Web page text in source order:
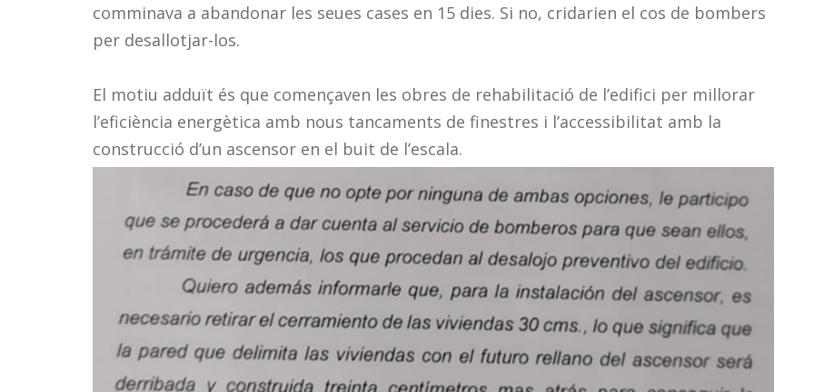
comminava a abandonar les seues cases en 15 dies. Si no, cridarien el cos de bombers
per desallotjar-los.
El motiu adduït és que començaven les obres de rehabilitació de l’edifici per millorar
l’eficiència energètica amb nous tancaments de finestres i l’accessibilitat amb la
construcció d’un ascensor en el buit de l’escala.